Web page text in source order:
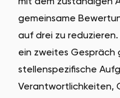
gemeinsame
auf drei zu
ein zweites Gespräch
stellenspezifische
Verantwortlichkeiten,